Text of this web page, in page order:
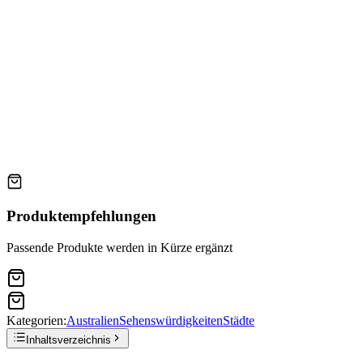
Produktempfehlungen
Passende Produkte werden in Kürze ergänzt
Kategorien:AustralienSehenswürdigkeitenStädte
Inhaltsverzeichnis